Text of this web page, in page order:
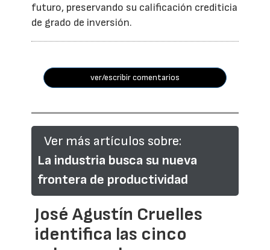
futuro, preservando su calificación crediticia
de grado de inversión.
ver/escribir comentarios
Ver más artículos sobre:
La industria busca su nueva
frontera de productividad
José Agustín Cruelles
identifica las cinco